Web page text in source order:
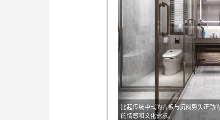
比起传统中式的古板与沉闷势头正劲
的情感和文化需求。